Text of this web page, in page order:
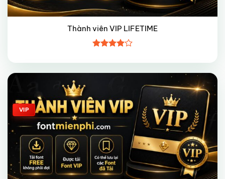
Thành viên VIP LIFETIME
xếp hạng
45 sao
Giảm giá!
VIP